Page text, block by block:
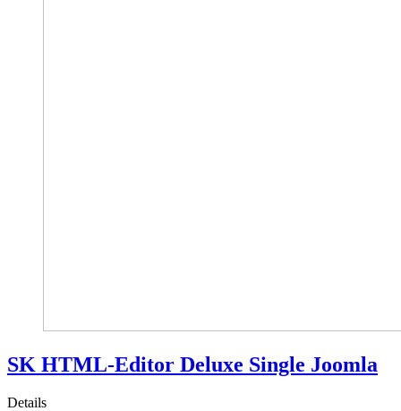
SK HTML‑Editor Deluxe Single Joomla
Details